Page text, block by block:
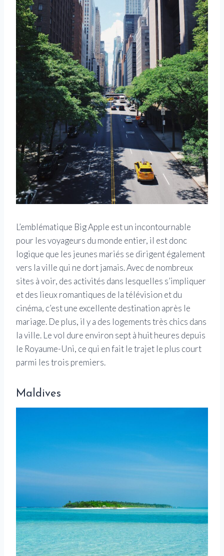
L’emblématique Big Apple est un incontournable
pour les voyageurs du monde entier, il est donc
logique que les jeunes mariés se dirigent également
vers la ville qui ne dort jamais. Avec de nombreux
sites à voir, des activités dans lesquelles s’impliquer
et des lieux romantiques de la télévision et du
cinéma, c’est une excellente destination après le
mariage. De plus, il y a des logements très chics dans
la ville. Le vol dure environ sept à huit heures depuis
le Royaume-Uni, ce qui en fait le trajet le plus court
parmi les trois premiers.
Maldives